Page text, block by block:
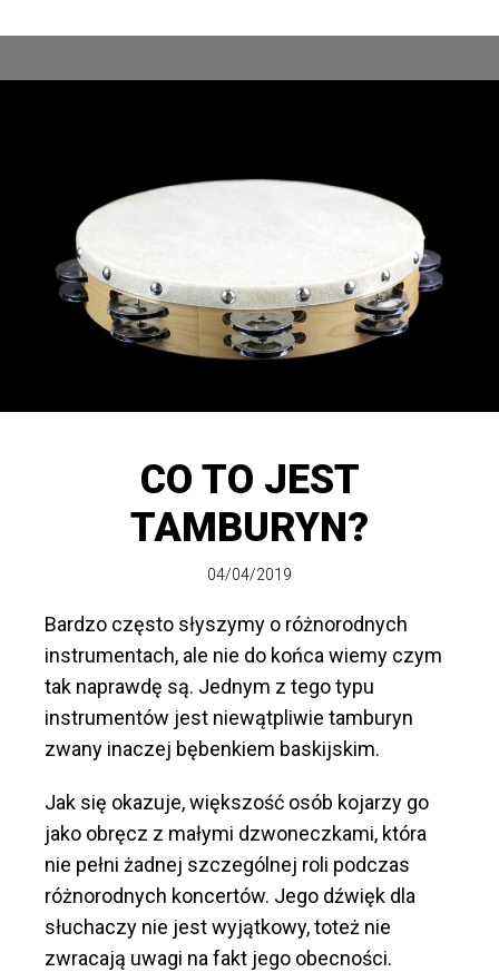
CO TO JEST
TAMBURYN?
04/04/2019
Bardzo często słyszymy o różnorodnych
instrumentach, ale nie do końca wiemy czym
tak naprawdę są. Jednym z tego typu
instrumentów jest niewątpliwie tamburyn
zwany inaczej bębenkiem baskijskim.
Jak się okazuje, większość osób kojarzy go
jako obręcz z małymi dzwoneczkami, która
nie pełni żadnej szczególnej roli podczas
różnorodnych koncertów. Jego dźwięk dla
słuchaczy nie jest wyjątkowy, toteż nie
zwracają uwagi na fakt jego obecności.